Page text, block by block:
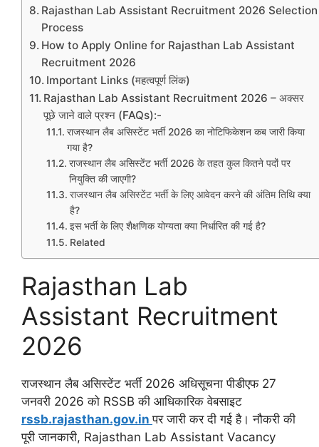
Rajasthan Lab Assistant Recruitment 2026 Selection
Process
How to Apply Online for Rajasthan Lab Assistant
Recruitment 2026
Important Links (महत्वपूर्ण लिंक)
Rajasthan Lab Assistant Recruitment 2026 – अक्सर
पूछे जाने वाले प्रश्न (FAQs):-
राजस्थान लैब असिस्टेंट भर्ती 2026 का नोटिफिकेशन कब जारी किया
गया है?
राजस्थान लैब असिस्टेंट भर्ती 2026 के तहत कुल कितने पदों पर
नियुक्ति की जाएगी?
राजस्थान लैब असिस्टेंट भर्ती के लिए आवेदन करने की अंतिम तिथि क्या
है?
इस भर्ती के लिए शैक्षणिक योग्यता क्या निर्धारित की गई है?
Related
Rajasthan Lab
Assistant Recruitment
2026
राजस्थान लैब असिस्टेंट भर्ती 2026 अधिसूचना पीडीएफ 27
जनवरी 2026 को RSSB की आधिकारिक वेबसाइट
rssb.rajasthan.gov.inपर जारी कर दी गई है। नौकरी की
पूरी जानकारी, Rajasthan Lab Assistant Vacancy